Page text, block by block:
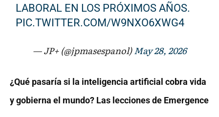
LABORAL EN LOS PRÓXIMOS AÑOS.
PIC.TWITTER.COM/W9NXO6XWG4
— JP+ (@jpmasespanol)May 28, 2026
¿Qué pasaría si la inteligencia artificial cobra vida
y gobierna el mundo? Las lecciones de Emergence